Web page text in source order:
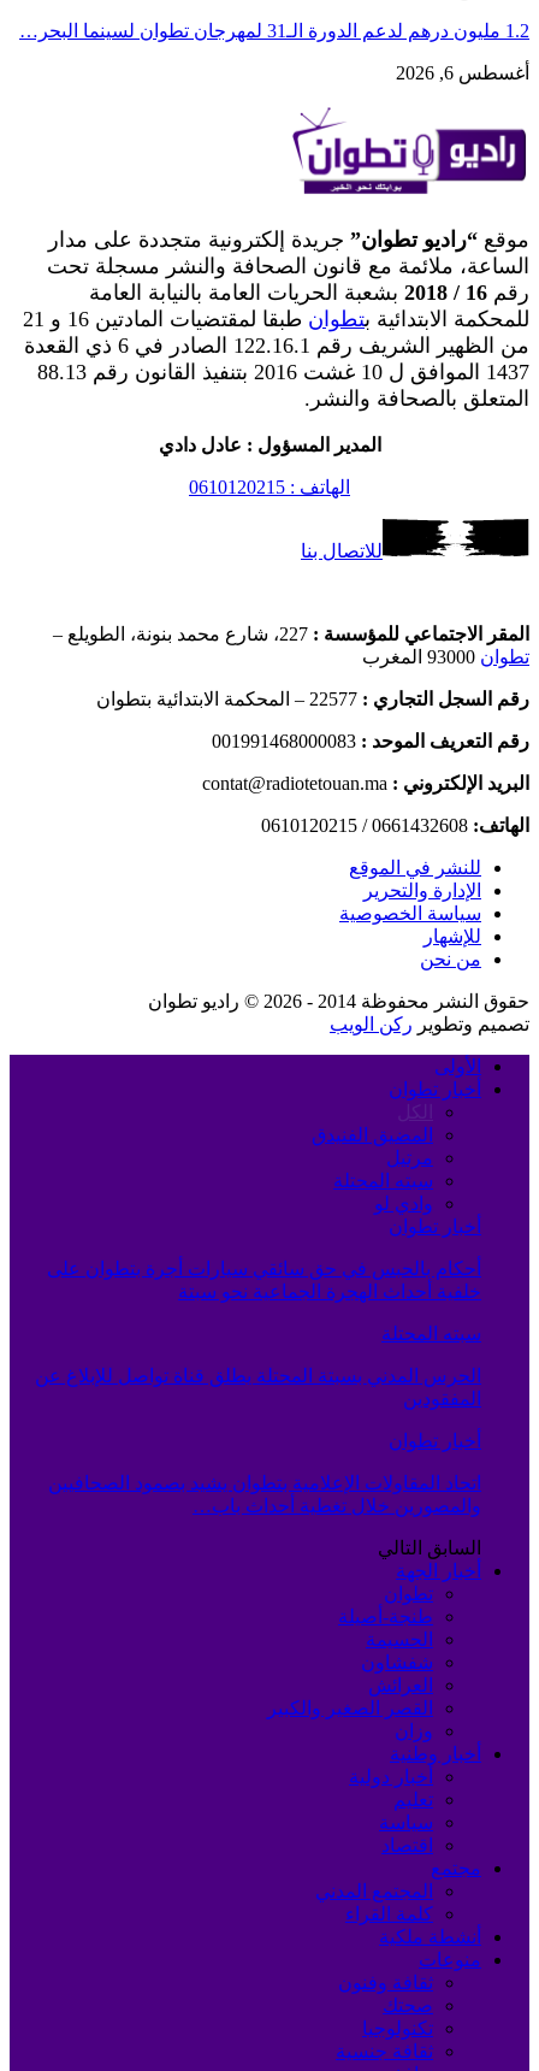
1.2 مليون درهم لدعم الدورة الـ31 لمهرجان تطوان لسينما البحر…
أغسطس 6, 2026
موقع “راديو تطوان” جريدة إلكترونية متجددة على مدار
الساعة، ملائمة مع قانون الصحافة والنشر مسجلة تحت
رقم 16 / 2018
بشعبة الحريات العامة بالنيابة العامة
للمحكمة الابتدائية بتطوان
طبقا لمقتضيات المادتين 16 و 21
من الظهير الشريف رقم 122.16.1 الصادر في 6 ذي القعدة
1437 الموافق ل 10 غشت 2016 بتنفيذ القانون رقم 88.13
المتعلق بالصحافة والنشر.
المدير المسؤول : عادل دادي
الهاتف : 0610120215
للاتصال بنا
المقر الاجتماعي للمؤسسة : 227، شارع محمد بنونة، الطويلع –
تطوان
رقم السجل التجاري : 22577 – المحكمة الابتدائية بتطوان
رقم التعريف الموحد : 001991468000083
البريد الإلكتروني : contat@radiotetouan.ma
الهاتف: 0661432608 / 0610120215
للنشر في الموقع
الإدارة والتحرير
سياسة الخصوصية
للإشهار
من نحن
حقوق النشر محفوظة 2014 - 2026 © راديو تطوان
تصميم وتطوير ركن الويب
الأولى
أخبار تطوان
الكل
المضيق الفنيدق
مرتيل
سبته المحتلة
وادي لو
أخبار تطوان
أحكام بالحبس في حق سائقي سيارات أجرة بتطوان على
خلفية أحداث الهجرة الجماعية نحو سبتة
سبته المحتلة
الحرس المدني بسبتة المحتلة يطلق قناة تواصل للإبلاغ عن
المفقودين
أخبار تطوان
اتحاد المقاولات الإعلامية بتطوان يشيد بصمود الصحافيين
والمصورين خلال تغطية أحداث باب…
السابق التالي
أخبار الجهة
تطوان
طنجة-أصيلة
الحسيمة
شفشاون
العرائش
القصر الصغير والكبير
وزان
أخبار وطنية
أخبار دولية
تعليم
سياسة
اقتصاد
مجتمع
المجتمع المدني
كلمة القراء
أنشطة ملكية
منوعات
ثقافة وفنون
صحتك
تكنولوجيا
ثقافة جنسية